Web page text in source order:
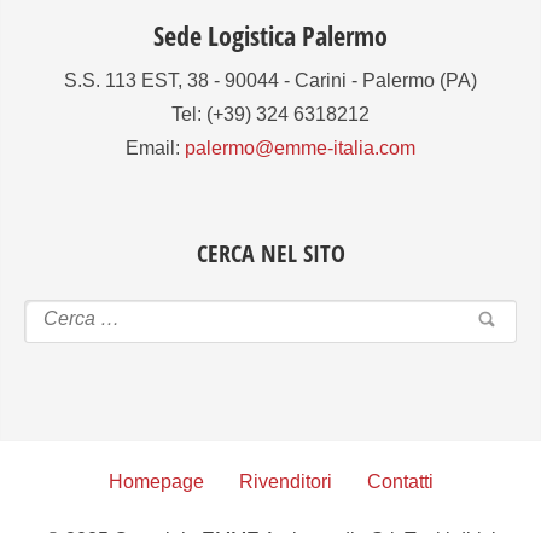
Sede Logistica Palermo
S.S. 113 EST, 38 - 90044 - Carini - Palermo (PA)
Tel: (+39) 324 6318212
Email: palermo@emme-italia.com
CERCA NEL SITO
Homepage Rivenditori Contatti